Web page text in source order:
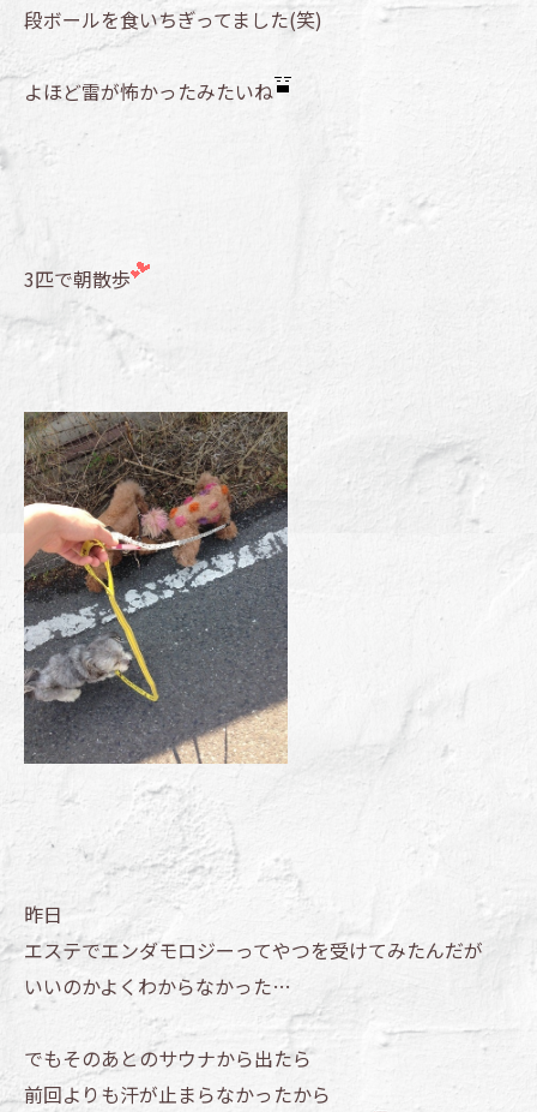
段ボールを食いちぎってました(笑)
よほど雷が怖かったみたいね
3匹で朝散歩
昨日
エステでエンダモロジーってやつを受けてみたんだが
いいのかよくわからなかった…
でもそのあとのサウナから出たら
前回よりも汗が止まらなかったから